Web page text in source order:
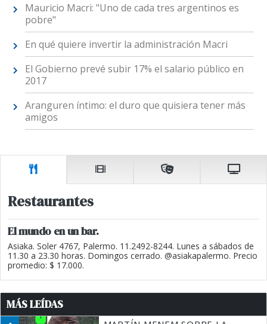
Mauricio Macri: "Uno de cada tres argentinos es
pobre"
En qué quiere invertir la administración Macri
El Gobierno prevé subir 17% el salario público en
2017
Aranguren íntimo: el duro que quisiera tener más
amigos
Restaurantes
El mundo en un bar.
Asiaka. Soler 4767, Palermo. 11.2492-8244. Lunes a sábados de
11.30 a 23.30 horas. Domingos cerrado. @asiakapalermo. Precio
promedio: $ 17.000.
MÁS LEÍDAS